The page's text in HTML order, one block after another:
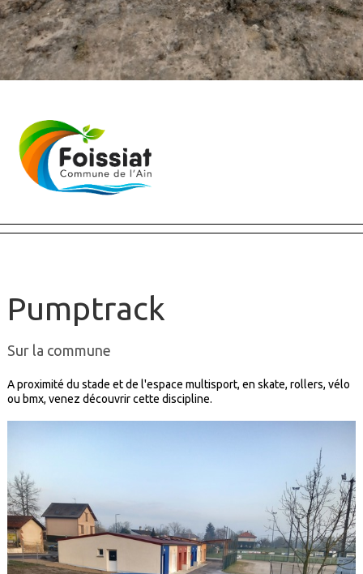
Pumptrack
Sur la commune
A proximité du stade et de l'espace multisport, en skate, rollers, vélo
ou bmx, venez découvrir cette discipline.